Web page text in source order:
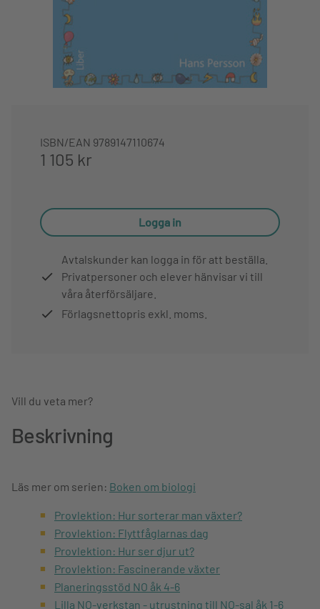
Vill du veta mer?
Beskrivning
Läs mer om serien: Boken om biologi
Provlektion: Hur sorterar man växter?
Provlektion: Flyttfåglarnas dag
Provlektion: Hur ser djur ut?
Provlektion: Fascinerande växter
Planeringsstöd NO åk 4-6
Lilla NO-verkstan - utrustning till NO-sal åk 1-6
ISBN/EAN 9789147110674
1 105 kr
Logga in
Avtalskunder kan logga in för att beställa.
Privatpersoner och elever hänvisar vi till
våra återförsäljare.
Förlagsnettopris exkl. moms.